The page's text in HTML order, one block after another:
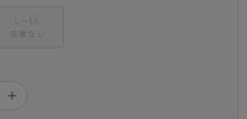
L～LL
在庫なし
＋